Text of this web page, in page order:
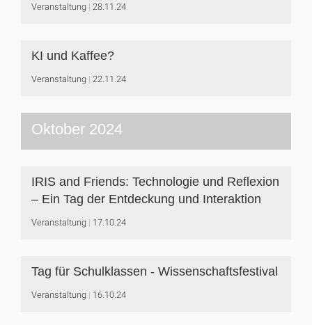
Veranstaltung 28.11.24
KI und Kaffee?
Veranstaltung 22.11.24
Oktober 2024
IRIS and Friends: Technologie und Reflexion
– Ein Tag der Entdeckung und Interaktion
Veranstaltung 17.10.24
Tag für Schulklassen - Wissenschafts­festival
Veranstaltung 16.10.24